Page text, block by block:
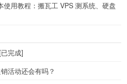
用教程：搬瓦工 VPS 测系统、硬盘
完成]
活动还会有吗？